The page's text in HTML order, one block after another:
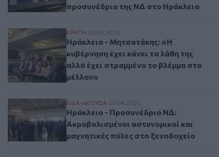
προσυνέδριο της ΝΔ στο Ηράκλειο
Ηράκλειο - Μητσοτάκης: «Η κυβέρνηση
ΚΡΗΤΗ 20.04.2026
Ηράκλειο - Μητσοτάκης: «Η
κυβέρνηση έχει κάνει τα λάθη της
αλλά έχει στραμμένο το βλέμμα στο
μέλλον»
Ηράκλειο - Προσυνέδριο ΝΔ:
ΕΙΔΑ-ΑΚΟΥΣΑ 20.04.2026
Ηράκλειο - Προσυνέδριο ΝΔ:
Ακροβολισμένοι αστυνομικοί και
μαγνητικές πύλες στο ξενοδοχείο